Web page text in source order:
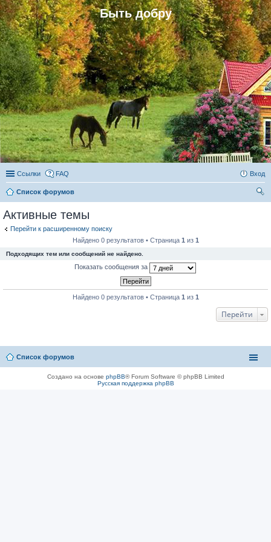
Быть добру
Ссылки FAQ Вход
Список форумов
Активные темы
Перейти к расширенному поиску
Найдено 0 результатов • Страница 1 из 1
Подходящих тем или сообщений не найдено.
Показать сообщения за
Найдено 0 результатов • Страница 1 из 1
Перейти
Список форумов
Создано на основе phpBB® Forum Software © phpBB Limited
Русская поддержка phpBB